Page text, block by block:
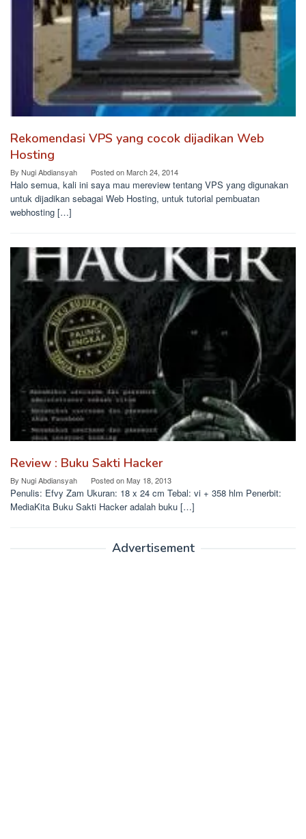
Rekomendasi VPS yang cocok dijadikan Web
Hosting
By Nugi Abdiansyah Posted onMarch 24, 2014
Halo semua, kali ini saya mau mereview tentang VPS yang digunakan
untuk dijadikan sebagai Web Hosting, untuk tutorial pembuatan
webhosting […]
Review : Buku Sakti Hacker
By Nugi Abdiansyah Posted onMay 18, 2013
Penulis: Efvy Zam Ukuran: 18 x 24 cm Tebal: vi + 358 hlm Penerbit:
MediaKita Buku Sakti Hacker adalah buku […]
Advertisement